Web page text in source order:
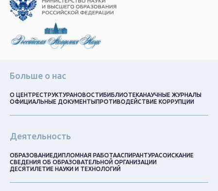
Больше о нас
О ЦЕНТРЕСТРУКТУРАНОВОСТИБИБЛИОТЕКАНАУЧНЫЕ ЖУРНАЛЫ
ОФИЦИАЛЬНЫЕ ДОКУМЕНТЫПРОТИВОДЕЙСТВИЕ КОРРУПЦИИ
Деятельность
ОБРАЗОВАНИЕДИПЛОМНАЯ РАБОТААСПИРАНТУРАСОИСКАНИЕ
СВЕДЕНИЯ ОБ ОБРАЗОВАТЕЛЬНОЙ ОРГАНИЗАЦИИ
ДЕСЯТИЛЕТИЕ НАУКИ И ТЕХНОЛОГИЙ